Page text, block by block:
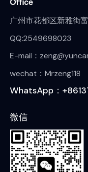
广州市花都区新雅街
QQ:2549698023
E-mail：
wechat：Mrzeng118
WhatsApp：
微信